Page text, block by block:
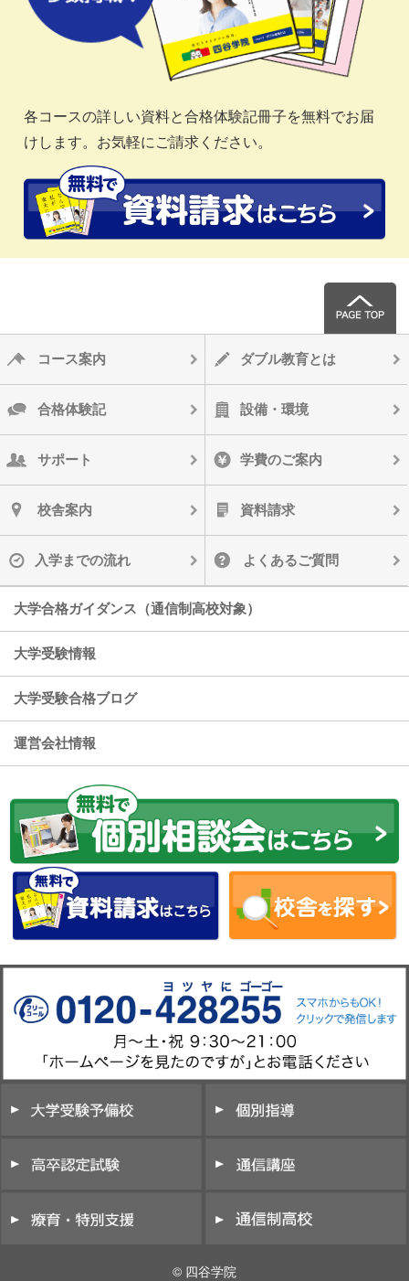
各コースの詳しい資料と合格体験記冊子を無料でお届
けします。お気軽にご請求ください。
コース案内 ダブル教育とは
合格体験記 設備・環境
サポート 学費のご案内
校舎案内 資料請求
入学までの流れ よくあるご質問
大学合格ガイダンス（通信制高校対象）
大学受験情報
大学受験合格ブログ
運営会社情報
© 四谷学院